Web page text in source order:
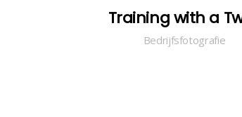
Training with a
Bedrijfsfotografie